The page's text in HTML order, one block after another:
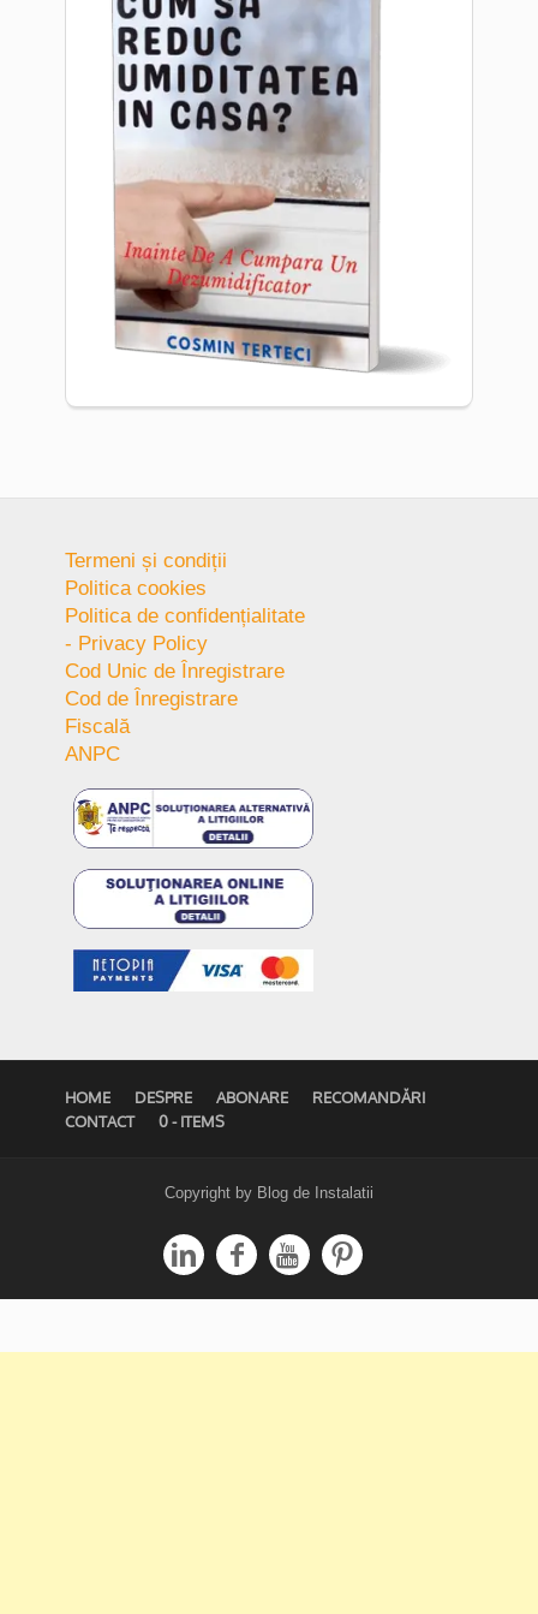
Termeni și condiții
Politica cookies
Politica de confidențialitate
- Privacy Policy
Cod Unic de Înregistrare
Cod de Înregistrare
Fiscală
ANPC
HOME DESPRE ABONARE
RECOMANDĂRI
CONTACT
0 - ITEMS
Copyright by Blog de Instalatii
   